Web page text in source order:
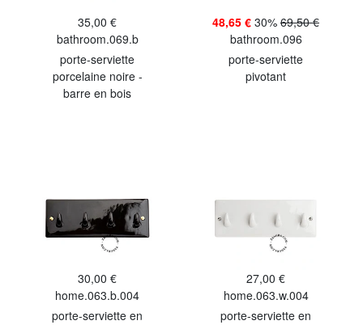
35,00 €
bathroom.069.b
porte-serviette
porcelaine noire -
barre en bois
48,65 € 30% 69,50 €
bathroom.096
porte-serviette
pivotant
30,00 €
home.063.b.004
porte-serviette en
27,00 €
home.063.w.004
porte-serviette en